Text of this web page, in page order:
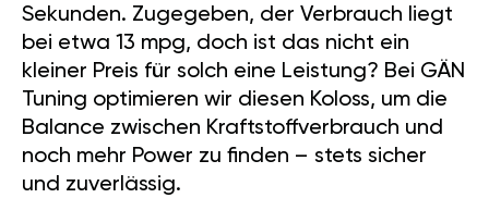
Sekunden. Zugegeben, der Verbrauch liegt
bei etwa 13 mpg, doch ist das nicht ein
kleiner Preis für solch eine Leistung? Bei GÄN
Tuning optimieren wir diesen Koloss, um die
Balance zwischen Kraftstoffverbrauch und
noch mehr Power zu finden – stets sicher
und zuverlässig.